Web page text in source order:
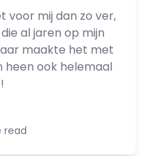
voor mij dan zo ver,
al jaren op mijn
maakte het met
heen ook helemaal
read